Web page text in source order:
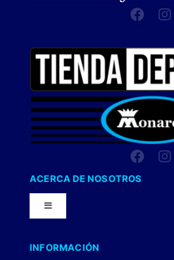
ACERCA DE NOSOTROS
Toggle
Navigation
Nuestra Compañia
INFORMACIÓN